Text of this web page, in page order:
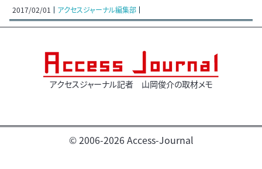
2017/02/01 アクセスジャーナル編集部
アクセスジャーナル記者 山岡俊介の取材メモ
© 2006-2026 Access-Journal